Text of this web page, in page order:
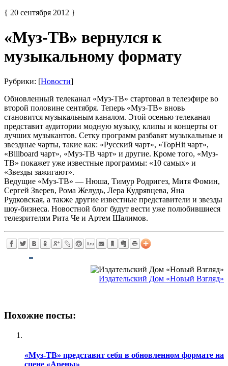
{ 20 сентября 2012 }
«Муз-ТВ» вернулся к
музыкальному формату
Рубрики: [Новости]
Обновленный телеканал «Муз-ТВ» стартовал в телеэфире во
второй половине сентября. Теперь «Муз-ТВ» вновь
становится музыкальным каналом. Этой осенью телеканал
представит аудитории модную музыку, клипы и концерты от
лучших музыкантов. Сетку программ разбавят музыкальные и
звездные чарты, такие как: «Русский чарт», «TopHit чарт»,
«Billboard чарт», «Муз-ТВ чарт» и другие. Кроме того, «Муз-
ТВ» покажет уже известные программы: «10 самых» и
«Звезды зажигают».
Ведущие «Муз-ТВ» — Нюша, Тимур Родригез, Митя Фомин,
Сергей Зверев, Рома Желудь, Лера Кудрявцева, Яна
Рудковская, а также другие известные представители и звезды
шоу-бизнеса. Новостной блог будут вести уже полюбившиеся
телезрителям Рита Че и Артем Шалимов.
Издательский Дом «Новый Взгляд»
Похожие посты:
«Муз-ТВ» представит себя в обновленном формате на